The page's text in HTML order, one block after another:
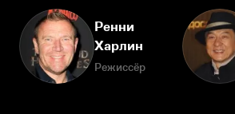
Ренни
Харлин
Режиссёр